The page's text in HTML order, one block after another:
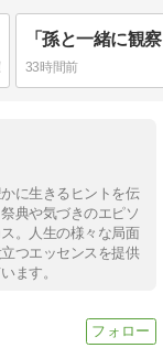
33時間前
に生きるヒントを伝
典や気づきのエピソ
。人生の様々な局面
つエッセンスを提供
ます。